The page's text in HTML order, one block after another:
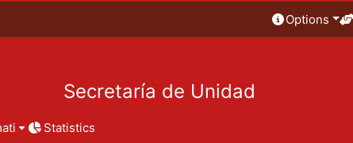
Options
Secretaría de Unidad
Statistics